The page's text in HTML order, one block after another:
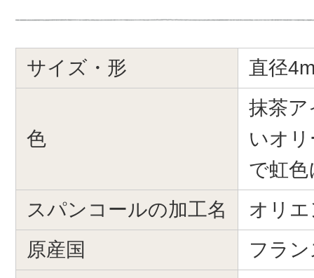
サイズ・形 直径
色
抹茶
いオ
で虹
スパンコールの加工名
オリ
原産国
フラ